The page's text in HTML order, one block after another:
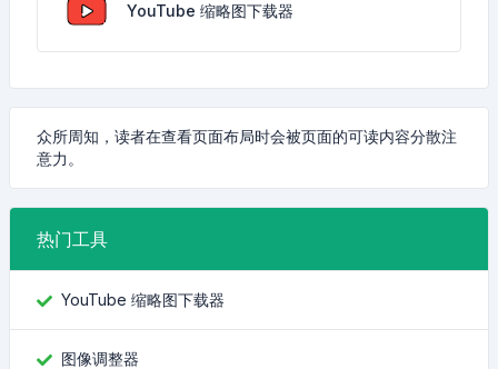
YouTube 缩略图下载器
众所周知，读者在查看页面布局时会被页面的可读内容分散注
意力。
热门工具
YouTube 缩略图下载器
图像调整器